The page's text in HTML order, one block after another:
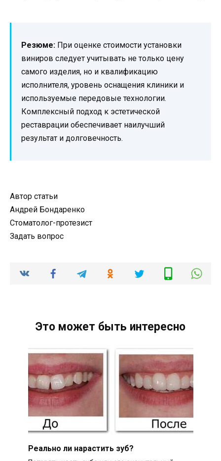
Резюме: При оценке стоимости установки
виниров следует учитывать не только цену
самого изделия, но и квалификацию
исполнителя, уровень оснащения клиники и
используемые передовые технологии.
Комплексный подход к эстетической
реставрации обеспечивает наилучший
результат и долговечность.
Автор статьи
Андрей Бондаренко
Стоматолог-протезист
Задать вопрос
Это может быть интересно
Реально ли нарастить зуб?